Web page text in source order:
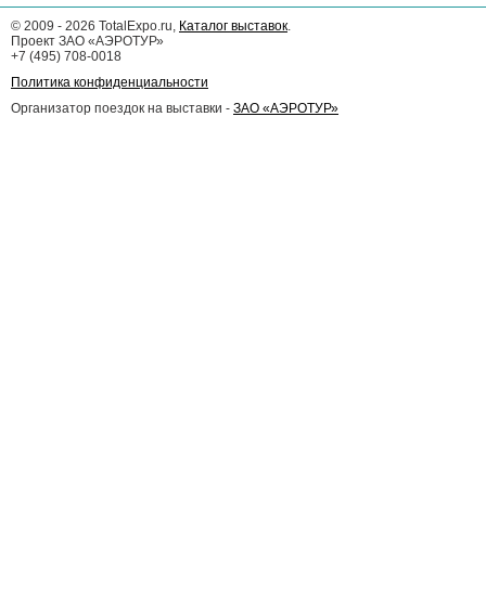
© 2009 - 2026 TotalExpo.ru, Каталог выставок.
Проект ЗАО «АЭРОТУР»
+7 (495) 708-0018
Политика конфиденциальности
Организатор поездок на выставки - ЗАО «АЭРОТУР»